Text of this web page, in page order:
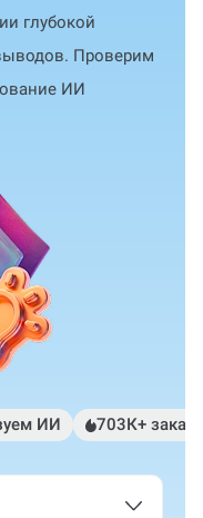
глубокой
Проверим
ИИ
ИИ 703К+